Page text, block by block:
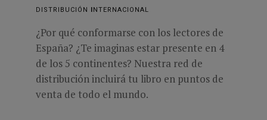
DISTRIBUCIÓN NTERNACIONAL
¿Por qué conformarse con los lectores de
España? ¿Te imaginas estar presente en 4
de los 5 continentes? Nuestra red de
distribución incluirá tu libro en puntos de
venta de todo el mundo.